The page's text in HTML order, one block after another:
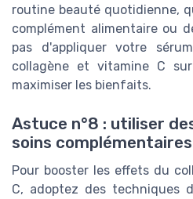
routine beauté quotidienne,
complément alimentaire ou
pas d'appliquer votre
collagène et vitamine C
maximiser les bienfaits.
Astuce n°8 : utiliser
soins complémentaires
Pour booster les effets du
C, adoptez des techniques